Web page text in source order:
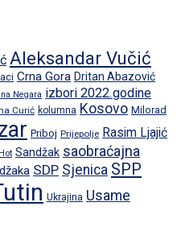
Aleksandar Vučić
Crna Gora Dritan Abazović
Negara izbori 2022.godine
Curić kolumna Kosovo Milorad
Priboj Prijepolje Rasim Ljajić
Sandžak saobraćajna
SDP Sjenica SPP
Ukrajina Usame